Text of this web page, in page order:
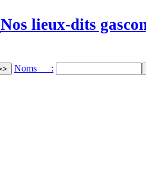
Nos lieux-dits
Noms :